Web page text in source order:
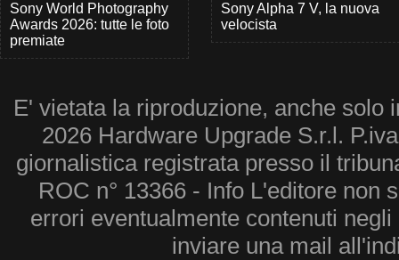
Sony World Photography
Awards 2026: tutte le foto
premiate
Sony Alpha 7 V, la nuova
velocista
E' vietata la riproduzione, anche solo
2026 Hardware Upgrade S.r.l.
giornalistica registrata presso il
ROC n° 13366 - Info L'editore non
errori eventualmente contenuti
inviare una mail